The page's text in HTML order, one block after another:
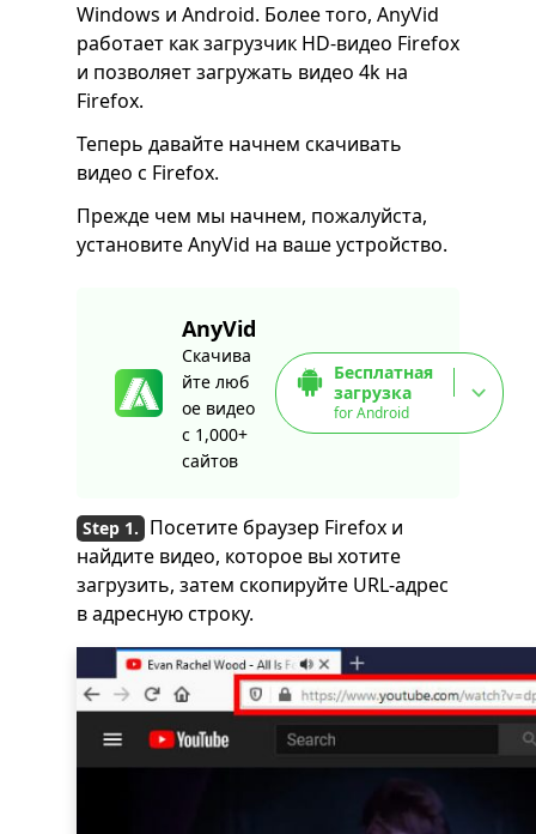
Windows и Android. Более того, AnyVid
работает как загрузчик HD-видео Firefox
и позволяет загружать видео 4k на
Firefox.
Теперь давайте начнем скачивать
видео с Firefox.
Прежде чем мы начнем, пожалуйста,
установите AnyVid на ваше устройство.
AnyVid
Скачива
йте люб
ое видео
с 1,000+
сайтов
Бесплатная
загрузка
for Android
Посетите браузер Firefox и
найдите видео, которое вы хотите
загрузить, затем скопируйте URL-адрес
в адресную строку.